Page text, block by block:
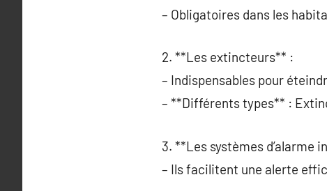
– Obligatoires dans les
2. **Les extincteurs** :
– Indispensables pour
– **Différents types** :
3. **Les systèmes d’alarme
– Ils facilitent une alerte